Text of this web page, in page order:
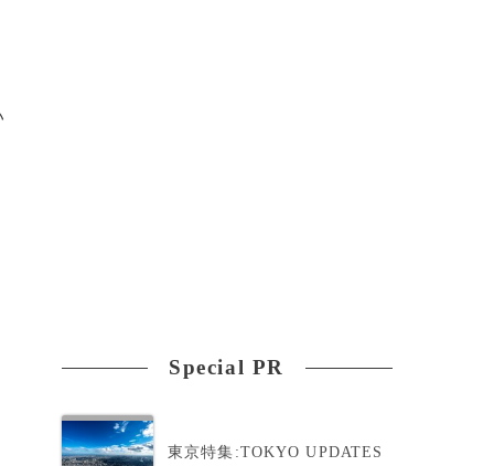
Special PR
東京特集:TOKYO UPDATES